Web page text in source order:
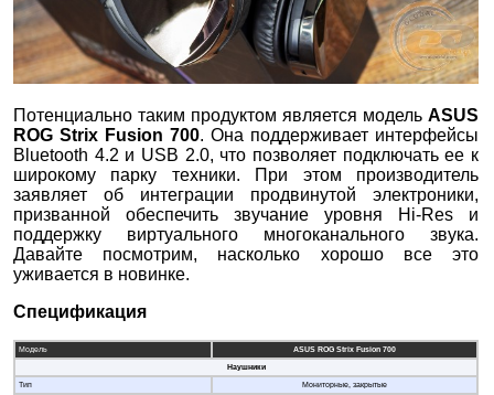
Потенциально таким продуктом является модельASUS
ROG Strix Fusion 700. Она поддерживает интерфейсы
Bluetooth 4.2 и USB 2.0, что позволяет подключать ее к
широкому парку техники. При этом производитель
заявляет об интеграции продвинутой электроники,
призванной обеспечить звучание уровня Hi-Res и
поддержку виртуального многоканального звука.
Давайте посмотрим, насколько хорошо все это
уживается в новинке.
Спецификация
Модель
ASUS ROG Strix Fusion 700
Наушники
Тип
Мониторные, закрытые